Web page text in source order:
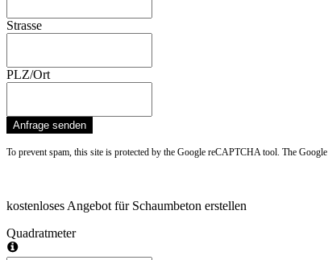
Strasse
PLZ/Ort
Anfrage senden
To prevent spam, this site is protected by the Google reCAPTCHA tool. The Google
kostenloses Angebot für Schaumbeton erstellen
Quadratmeter